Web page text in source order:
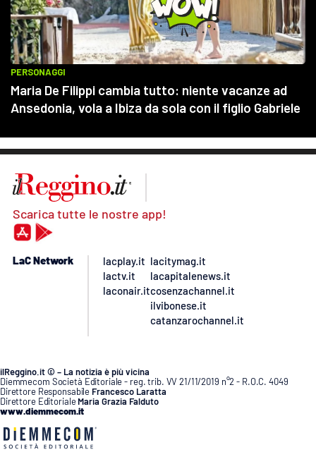
Scarica tutte le nostre app!
LaC Network
lacplay.it
lactv.it
laconair.it
lacitymag.it
lacapitalenews.it
cosenzachannel.it
ilvibonese.it
catanzarochannel.it
ilReggino.it © – La notizia è più vicina
Diemmecom Società Editoriale - reg. trib. VV 21/11/2019 n°2 - R.O.C. 4049
Direttore Responsabile Francesco Laratta
Direttore Editoriale Maria Grazia Falduto
www.diemmecom.it